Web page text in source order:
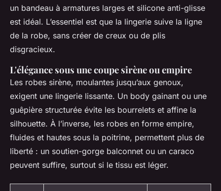
un bandeau à armatures larges et silicone anti-glisse
est idéal. L’essentiel est que la lingerie suive la ligne
de la robe, sans créer de creux ou de plis
disgracieux.
L'élégance sous une coupe sirène ou empire
Les robes sirène, moulantes jusqu’aux genoux,
exigent une lingerie lissante. Un body gainant ou une
guêpière structurée évite les bourrelets et affine la
silhouette. À l’inverse, les robes en forme empire,
fluides et hautes sous la poitrine, permettent plus de
liberté : un soutien-gorge balconnet ou un caraco
peuvent suffire, surtout si le tissu est léger.